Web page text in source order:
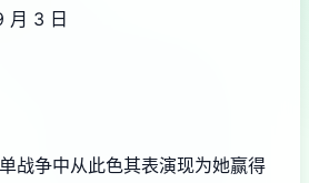
月 3 日
战争中从此色其表演现为她赢得